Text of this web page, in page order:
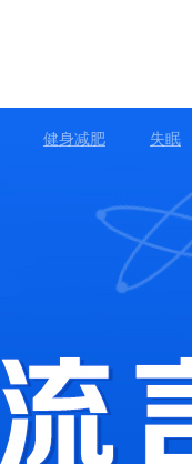
健身减肥 失眠